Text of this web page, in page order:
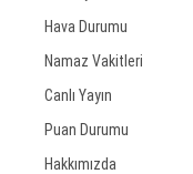
Hava Durumu
Namaz Vakitleri
Canlı Yayın
Puan Durumu
Hakkımızda